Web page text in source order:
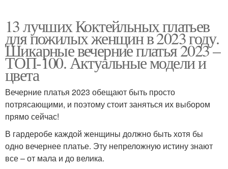
13 лучших Коктейльных платьев
для пожилых женщин в 2023 году.
Шикарные вечерние платья 2023 –
ТОП-100. Актуальные модели и
цвета
Вечерние платья 2023 обещают быть просто
потрясающими, и поэтому стоит заняться их выбором
прямо сейчас!
В гардеробе каждой женщины должно быть хотя бы
одно вечернее платье. Эту непреложную истину знают
все – от мала и до велика.